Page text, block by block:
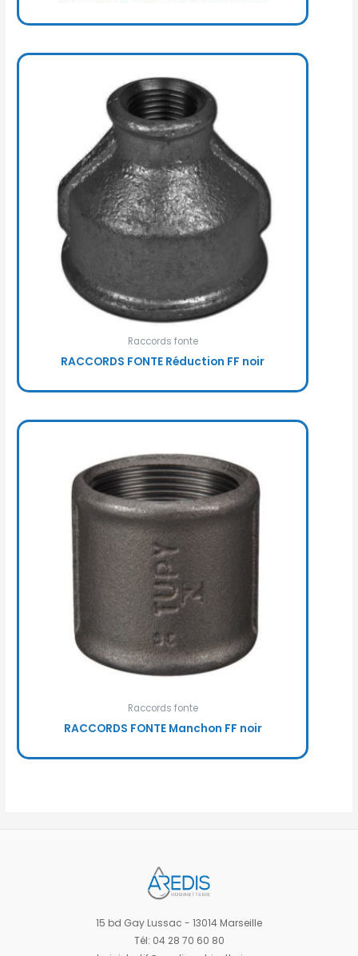
Raccords fonte
RACCORDS FONTE Réduction FF noir
Raccords fonte
RACCORDS FONTE Manchon FF noir
15 bd Gay Lussac - 13014 Marseille
Tél: 04 28 70 60 80